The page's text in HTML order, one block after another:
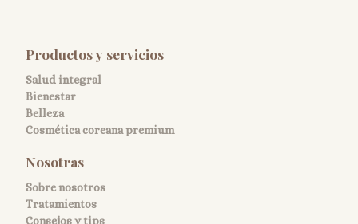
Productos y servicios
Salud integral
Bienestar
Belleza
Cosmética coreana premium
Nosotras
Sobre nosotros
Tratamientos
Consejos y tips